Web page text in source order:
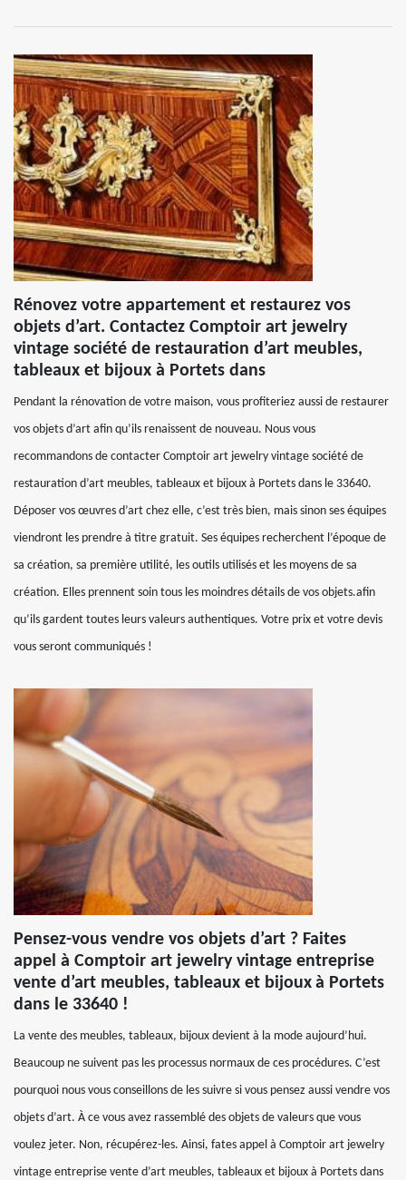
Rénovez votre appartement et restaurez vos
objets d’art. Contactez Comptoir art jewelry
vintage société de restauration d’art meubles,
tableaux et bijoux à Portets dans
Pendant la rénovation de votre maison, vous profiteriez aussi de restaurer
vos objets d’art afin qu’ils renaissent de nouveau. Nous vous
recommandons de contacter Comptoir art jewelry vintage société de
restauration d’art meubles, tableaux et bijoux à Portets dans le 33640.
Déposer vos œuvres d’art chez elle, c’est très bien, mais sinon ses équipes
viendront les prendre à titre gratuit. Ses équipes recherchent l’époque de
sa création, sa première utilité, les outils utilisés et les moyens de sa
création. Elles prennent soin tous les moindres détails de vos objets.afin
qu’ils gardent toutes leurs valeurs authentiques. Votre prix et votre devis
vous seront communiqués !
Pensez-vous vendre vos objets d’art ? Faites
appel à Comptoir art jewelry vintage entreprise
vente d’art meubles, tableaux et bijoux à Portets
dans le 33640 !
La vente des meubles, tableaux, bijoux devient à la mode aujourd’hui.
Beaucoup ne suivent pas les processus normaux de ces procédures. C’est
pourquoi nous vous conseillons de les suivre si vous pensez aussi vendre vos
objets d’art. À ce vous avez rassemblé des objets de valeurs que vous
voulez jeter. Non, récupérez-les. Ainsi, fates appel à Comptoir art jewelry
vintage entreprise vente d’art meubles, tableaux et bijoux à Portets dans